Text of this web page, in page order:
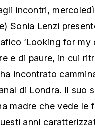
incontri,
Sonia Lenzi
‘Looking for my
e di paure, in cui
incontrato
di Londra. Il suo
madre che vede le
anni